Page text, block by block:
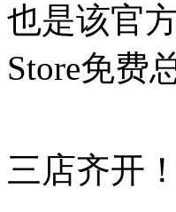
也是该官
Store免费
三店齐开